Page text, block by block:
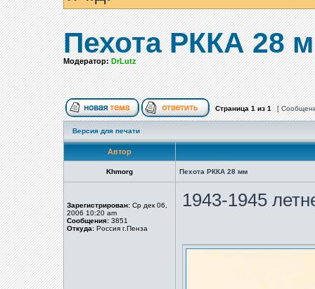
Пехота РККА 28
Модератор:DrLutz
Страница1из1 [
Версия для печати
Автор
Khmorg Пехота РККА 28 мм
Зарегистрирован: Ср дек 06,
2006 10:20 am
Сообщения: 3851
Откуда: Россия г.Пенза
1943-1945